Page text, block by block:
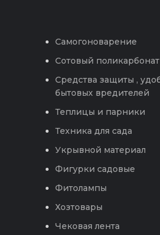
Самогоноварение
Сотовый поликарбонат
Средства защиты ,
бытовых вредителей
Теплицы и парники
Техника для сада
Укрывной материал
Фигурки садовые
Фитолампы
Хозтовары
Чековая лента